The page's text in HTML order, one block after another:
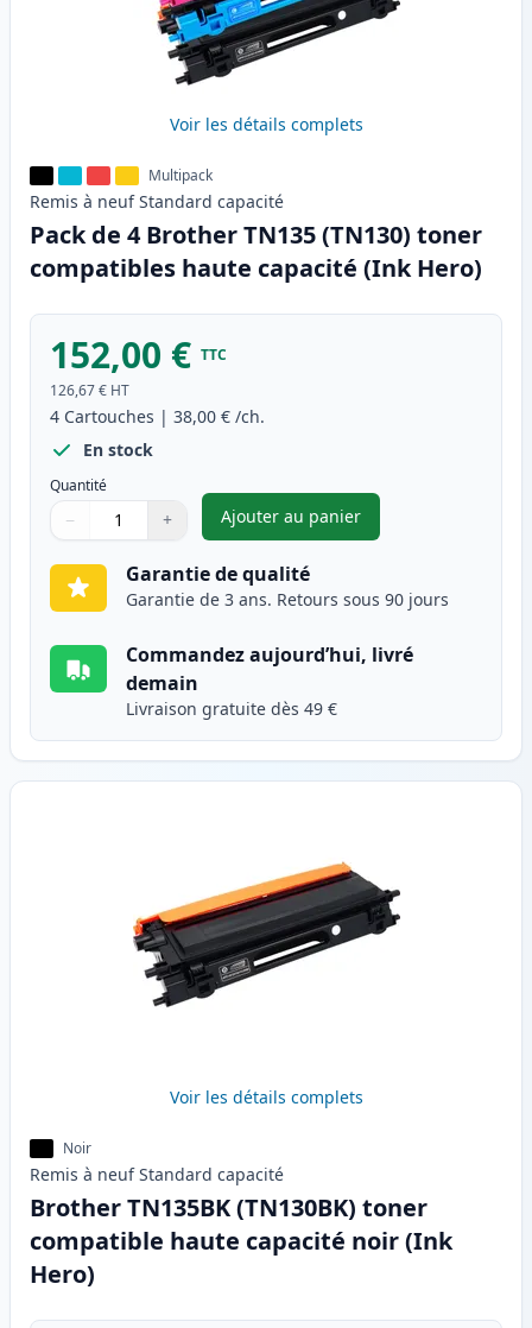
Voir les détails complets
Multipack
Remis à neuf Standard capacité
Pack de 4 Brother TN135 (TN130) toner
compatibles haute capacité (Ink Hero)
152,00 € TTC
126,67 € HT
4 Cartouches | 38,00 € /ch.
En stock
Quantité
Quantité
Utilisez les boutons pour ajuster
− +
Quantité
Ajouter au panier
,Pack de 4 Brother TN135
Garantie de qualité
Garantie de 3 ans. Retours sous 90 jours
Commandez aujourd’hui, livré
demain
Livraison gratuite dès 49 €
Voir les détails complets
Noir
Remis à neuf Standard capacité
Brother TN135BK (TN130BK) toner
compatible haute capacité noir (Ink
Hero)